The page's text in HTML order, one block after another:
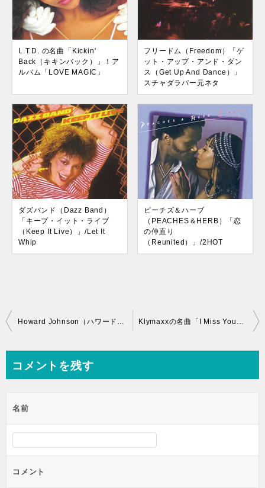
L.T.D. の名曲「Kickin'
Back（キキンバック）」！ア
ルバム「LOVE MAGIC」
フリードム（Freedom）「ゲ
ット・アップ・アンド・ダン
ス（Get Up And Dance）」
スチャダラパー元ネタ
ダズバンド（Dazz Band）
「キープ・イット・ライブ
（Keep It Live）」/Let It
Whip
ピーチズ＆ハーブ
（PEACHES＆HERB）「恋
の仲直り
（Reunited）」/2HOT
投
ビ
ー
シ
ン
Howard Johnson（ハワード・ジョンソン）「Doin’ It My Way」レビュー Klymaxxの名曲「I Miss You」/アルバム「Meeting In The Ladies Room」
コメントを残す
名前
コメント